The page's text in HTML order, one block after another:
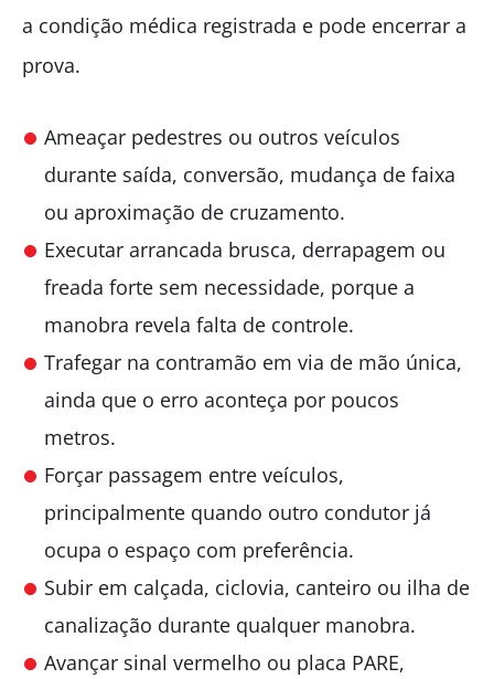
a condição médica registrada e pode encerrar a
prova.
Ameaçar pedestres ou outros veículos
durante saída, conversão, mudança de faixa
ou aproximação de cruzamento.
Executar arrancada brusca, derrapagem ou
freada forte sem necessidade, porque a
manobra revela falta de controle.
Trafegar na contramão em via de mão única,
ainda que o erro aconteça por poucos
metros.
Forçar passagem entre veículos,
principalmente quando outro condutor já
ocupa o espaço com preferência.
Subir em calçada, ciclovia, canteiro ou ilha de
canalização durante qualquer manobra.
Avançar sinal vermelho ou placa PARE,